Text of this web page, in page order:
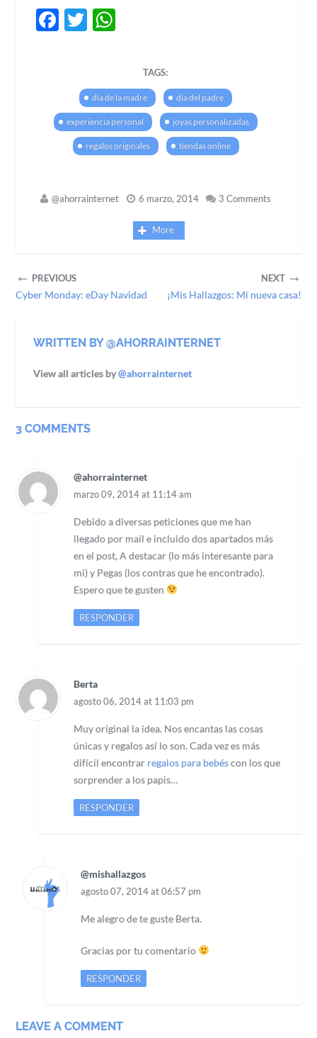
Facebook
Twitter
TAGS:
día de la madre día del padre
experiencia personal joyas personalizadas
regalos originales tiendas online
@ahorrainternet 6 marzo, 2014 3 Comments
More
← PREVIOUS
Cyber Monday: eDay Navidad
NEXT →
¡Mis Hallazgos: Mi nueva casa!
WRITTEN BY @AHORRAINTERNET
View all articles by@ahorrainternet
3 COMMENTS
@ahorrainternet
marzo 09, 2014 at 11:14 am
Debido a diversas peticiones que me han
llegado por mail e incluido dos apartados más
en el post, A destacar (lo más interesante para
mi) y Pegas (los contras que he encontrado).
Espero que te gusten
RESPONDER
Berta
agosto 06, 2014 at 11:03 pm
Muy original la idea. Nos encantas las cosas
únicas y regalos así lo son. Cada vez es más
difícil encontrar regalos para bebéscon los que
sorprender a los papis…
RESPONDER
@mishallazgos
agosto 07, 2014 at 06:57 pm
Me alegro de te guste Berta.
Gracias por tu comentario
RESPONDER
LEAVE A COMMENT